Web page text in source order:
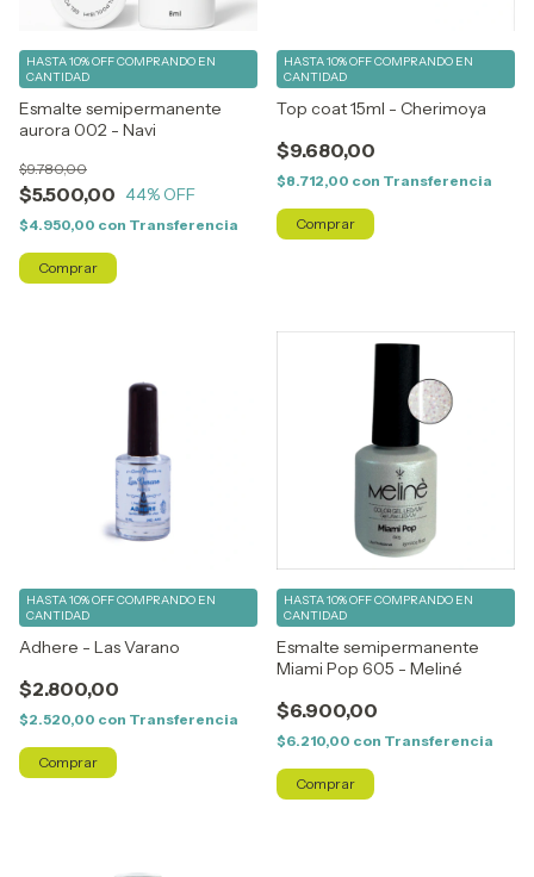
Esmalte semipermanente
aurora 002 - Navi
$5.500,00
$9.780,00
44% OFF
HASTA 10% OFFCOMPRANDO EN
CANTIDAD
$4.950,00 con Transferencia
Top coat 15ml - Cherimoya
$9.680,00
HASTA 10% OFFCOMPRANDO EN
CANTIDAD
$8.712,00 con Transferencia
Adhere - Las Varano
$2.800,00
HASTA 10% OFFCOMPRANDO EN
CANTIDAD
$2.520,00 con Transferencia
Esmalte semipermanente
Miami Pop 605 - Meliné
$6.900,00
HASTA 10% OFFCOMPRANDO EN
CANTIDAD
$6.210,00 con Transferencia